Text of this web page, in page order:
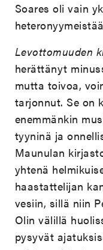
Soares oli vain
Levottomuuden
herättänyt
mutta toivoa,
tarjonnut. Se on
enemmänkin
tyyninä ja
Maunulan
yhtenä
haastattelijan
vesiin, sillä niin
Olin välillä
pysyvät